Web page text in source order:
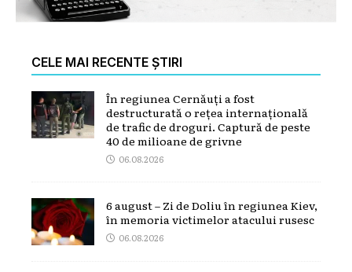
CELE MAI RECENTE ȘTIRI
În regiunea Cernăuți a fost
destructurată o rețea internațională
de trafic de droguri. Captură de peste
40 de milioane de grivne
06.08.2026
6 august – Zi de Doliu în regiunea Kiev,
în memoria victimelor atacului rusesc
06.08.2026